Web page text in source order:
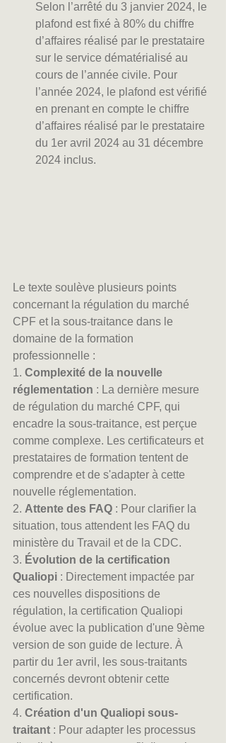
Selon l’arrêté du 3 janvier 2024, le
plafond est fixé à 80% du chiffre
d’affaires réalisé par le prestataire
sur le service dématérialisé au
cours de l’année civile. Pour
l’année 2024, le plafond est vérifié
en prenant en compte le chiffre
d’affaires réalisé par le prestataire
du 1er avril 2024 au 31 décembre
2024 inclus.
Le texte soulève plusieurs points
concernant la régulation du marché
CPF et la sous-traitance dans le
domaine de la formation
professionnelle :
1. Complexité de la nouvelle
réglementation : La dernière mesure
de régulation du marché CPF, qui
encadre la sous-traitance, est perçue
comme complexe. Les certificateurs et
prestataires de formation tentent de
comprendre et de s'adapter à cette
nouvelle réglementation.
2. Attente des FAQ : Pour clarifier la
situation, tous attendent les FAQ du
ministère du Travail et de la CDC.
3. Évolution de la certification
Qualiopi : Directement impactée par
ces nouvelles dispositions de
régulation, la certification Qualiopi
évolue avec la publication d'une 9ème
version de son guide de lecture. À
partir du 1er avril, les sous-traitants
concernés devront obtenir cette
certification.
4. Création d'un Qualiopi sous-
traitant : Pour adapter les processus